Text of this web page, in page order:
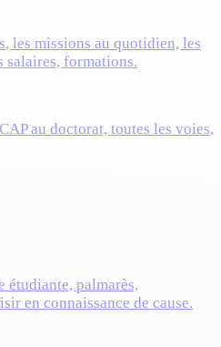
les missions au quotidien, les
salaires, formations.
au doctorat, toutes les voies,
étudiante, palmarès,
en connaissance de cause.